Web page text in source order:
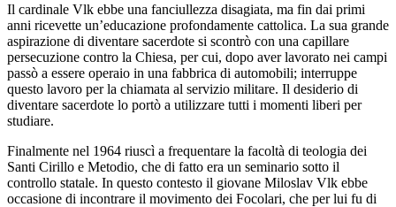
Il cardinale Vlk ebbe una fanciullezza disagiata, ma fin dai primi
anni ricevette un’educazione profondamente cattolica. La sua grande
aspirazione di diventare sacerdote si scontrò con una capillare
persecuzione contro la Chiesa, per cui, dopo aver lavorato nei campi
passò a essere operaio in una fabbrica di automobili; interruppe
questo lavoro per la chiamata al servizio militare. Il desiderio di
diventare sacerdote lo portò a utilizzare tutti i momenti liberi per
studiare.
Finalmente nel 1964 riuscì a frequentare la facoltà di teologia dei
Santi Cirillo e Metodio, che di fatto era un seminario sotto il
controllo statale. In questo contesto il giovane Miloslav Vlk ebbe
occasione di incontrare il movimento dei Focolari, che per lui fu di